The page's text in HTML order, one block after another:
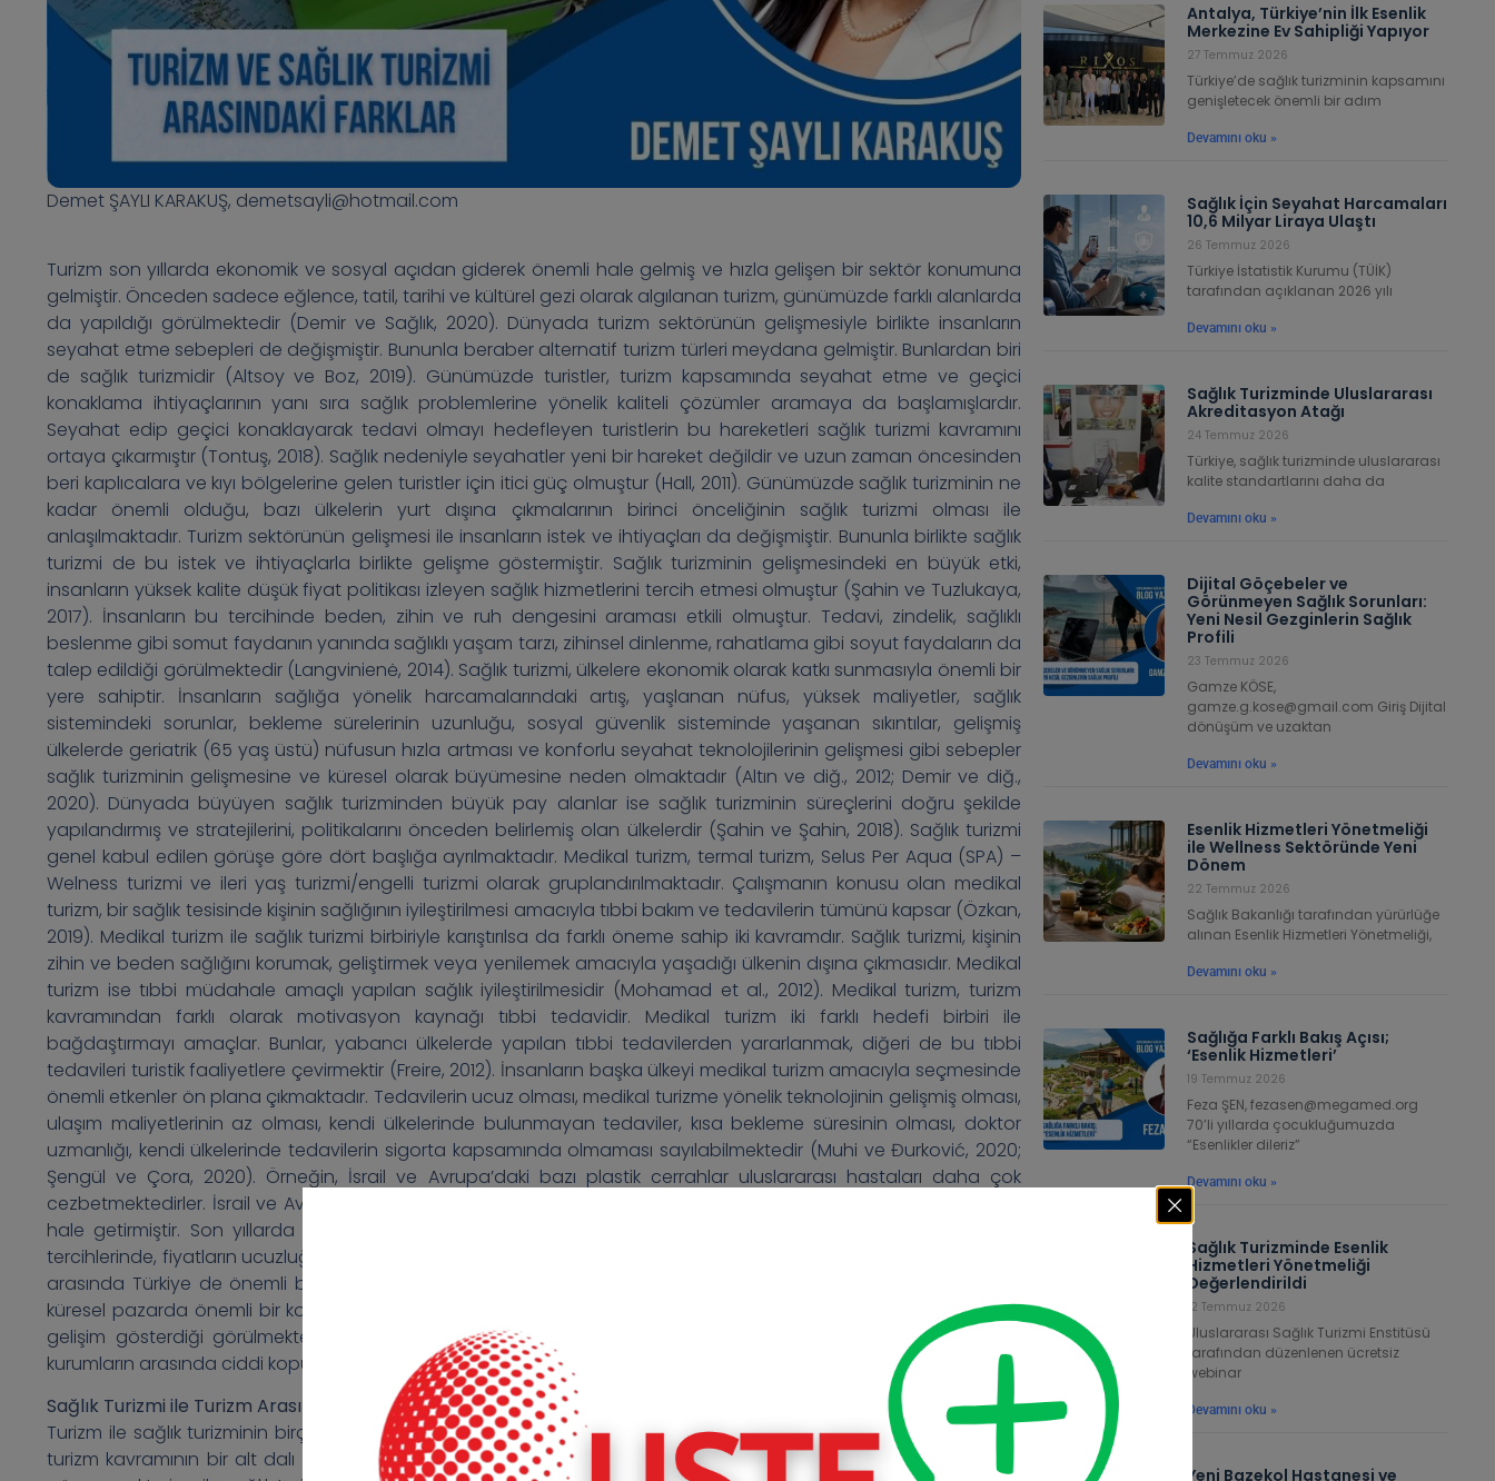
Demet ŞAYLI KARAKUŞ, demetsayli@hotmail.com
Turizm son yıllarda ekonomik ve sosyal açıdan giderek önemli hale gelmiş ve hızla gelişen bir sektör konumuna
gelmiştir. Önceden sadece eğlence, tatil, tarihi ve kültürel gezi olarak algılanan turizm, günümüzde farklı alanlarda
da yapıldığı görülmektedir (Demir ve Sağlık, 2020). Dünyada turizm sektörünün gelişmesiyle birlikte insanların
seyahat etme sebepleri de değişmiştir. Bununla beraber alternatif turizm türleri meydana gelmiştir. Bunlardan biri
de sağlık turizmidir (Altsoy ve Boz, 2019). Günümüzde turistler, turizm kapsamında seyahat etme ve geçici
konaklama ihtiyaçlarının yanı sıra sağlık problemlerine yönelik kaliteli çözümler aramaya da başlamışlardır.
Seyahat edip geçici konaklayarak tedavi olmayı hedefleyen turistlerin bu hareketleri sağlık turizmi kavramını
ortaya çıkarmıştır (Tontuş, 2018). Sağlık nedeniyle seyahatler yeni bir hareket değildir ve uzun zaman öncesinden
beri kaplıcalara ve kıyı bölgelerine gelen turistler için itici güç olmuştur (Hall, 2011). Günümüzde sağlık turizminin ne
kadar önemli olduğu, bazı ülkelerin yurt dışına çıkmalarının birinci önceliğinin sağlık turizmi olması ile
anlaşılmaktadır. Turizm sektörünün gelişmesi ile insanların istek ve ihtiyaçları da değişmiştir. Bununla birlikte sağlık
turizmi de bu istek ve ihtiyaçlarla birlikte gelişme göstermiştir. Sağlık turizminin gelişmesindeki en büyük etki,
insanların yüksek kalite düşük fiyat politikası izleyen sağlık hizmetlerini tercih etmesi olmuştur (Şahin ve Tuzlukaya,
2017). İnsanların bu tercihinde beden, zihin ve ruh dengesini araması etkili olmuştur. Tedavi, zindelik, sağlıklı
beslenme gibi somut faydanın yanında sağlıklı yaşam tarzı, zihinsel dinlenme, rahatlama gibi soyut faydaların da
talep edildiği görülmektedir (Langvinienė, 2014). Sağlık turizmi, ülkelere ekonomik olarak katkı sunmasıyla önemli bir
yere sahiptir. İnsanların sağlığa yönelik harcamalarındaki artış, yaşlanan nüfus, yüksek maliyetler, sağlık
sistemindeki sorunlar, bekleme sürelerinin uzunluğu, sosyal güvenlik sisteminde yaşanan sıkıntılar, gelişmiş
ülkelerde geriatrik (65 yaş üstü) nüfusun hızla artması ve konforlu seyahat teknolojilerinin gelişmesi gibi sebepler
sağlık turizminin gelişmesine ve küresel olarak büyümesine neden olmaktadır (Altın ve diğ., 2012; Demir ve diğ.,
2020). Dünyada büyüyen sağlık turizminden büyük pay alanlar ise sağlık turizminin süreçlerini doğru şekilde
yapılandırmış ve stratejilerini, politikalarını önceden belirlemiş olan ülkelerdir (Şahin ve Şahin, 2018). Sağlık turizmi
genel kabul edilen görüşe göre dört başlığa ayrılmaktadır. Medikal turizm, termal turizm, Selus Per Aqua (SPA) –
Welness turizmi ve ileri yaş turizmi/engelli turizmi olarak gruplandırılmaktadır. Çalışmanın konusu olan medikal
turizm, bir sağlık tesisinde kişinin sağlığının iyileştirilmesi amacıyla tıbbi bakım ve tedavilerin tümünü kapsar (Özkan,
2019). Medikal turizm ile sağlık turizmi birbiriyle karıştırılsa da farklı öneme sahip iki kavramdır. Sağlık turizmi, kişinin
zihin ve beden sağlığını korumak, geliştirmek veya yenilemek amacıyla yaşadığı ülkenin dışına çıkmasıdır. Medikal
turizm ise tıbbi müdahale amaçlı yapılan sağlık iyileştirilmesidir (Mohamad et al., 2012). Medikal turizm, turizm
kavramından farklı olarak motivasyon kaynağı tıbbi tedavidir. Medikal turizm iki farklı hedefi birbiri ile
bağdaştırmayı amaçlar. Bunlar, yabancı ülkelerde yapılan tıbbi tedavilerden yararlanmak, diğeri de bu tıbbi
tedavileri turistik faaliyetlere çevirmektir (Freire, 2012). İnsanların başka ülkeyi medikal turizm amacıyla seçmesinde
önemli etkenler ön plana çıkmaktadır. Tedavilerin ucuz olması, medikal turizme yönelik teknolojinin gelişmiş olması,
ulaşım maliyetlerinin az olması, kendi ülkelerinde bulunmayan tedaviler, kısa bekleme süresinin olması, doktor
uzmanlığı, kendi ülkelerinde tedavilerin sigorta kapsamında olmaması sayılabilmektedir (Muhi ve Đurković, 2020;
Şengül ve Çora, 2020). Örneğin, İsrail ve Avrupa’daki bazı plastik cerrahlar uluslararası hastaları daha çok
cezbetmektedirler. İsrail ve Avrupa’daki bazı hastanelerin, sağlık sistemlerinin iyi olması da itibar açısından cazip
hale getirmiştir. Son yıllarda hastalar tedavi olmak amacıyla başka ülkeleri tercih etmeye başlamışlardır. Bu
tercihlerinde, fiyatların ucuzluğu ve hizmetin kalitesi ön plana çıkmıştır. Hastaların, bu kriterlerde tercih ettiği ülkeler
arasında Türkiye de önemli bir destinasyondur. Literatür incelendiğinde, turizm dalları arasında medikal turizm,
küresel pazarda önemli bir konuma gelmekte olduğu, hem tedavi alternatifleri hem de ekonomik olarak hızlı bir
gelişim gösterdiği görülmektedir. Bununla beraber Türkiye’de medikal turizmde yer alan sektörlerin ve kamu
kurumların arasında ciddi kopukluklar bulunmaktadır. (De Arellano, 2007).
Sağlık Turizmi ile Turizm Arasındaki Ortak ve Ayırıcı Özellikler
Turizm ile sağlık turizminin birçok ortak noktası ve ayırıcı özellikleri vardır. Bunun sebebi ise sağlık turizminin genel
turizm kavramının bir alt dalı olmasıdır. Genel turizm ile sağlık turizminin ortak özellikleri aşağıda verilmiştir. Buna
Antalya, Türkiye’nin İlk Esenlik
Merkezine Ev Sahipliği Yapıyor
27 Temmuz 2026
Türkiye’de sağlık turizminin kapsamını
genişletecek önemli bir adım
Devamını oku »
Sağlık İçin Seyahat Harcamaları
10,6 Milyar Liraya Ulaştı
26 Temmuz 2026
Türkiye İstatistik Kurumu (TÜİK)
tarafından açıklanan 2026 yılı
Devamını oku »
Sağlık Turizminde Uluslararası
Akreditasyon Atağı
24 Temmuz 2026
Türkiye, sağlık turizminde uluslararası
kalite standartlarını daha da
Devamını oku »
Dijital Göçebeler ve
Görünmeyen Sağlık Sorunları:
Yeni Nesil Gezginlerin Sağlık
Profili
23 Temmuz 2026
Gamze KÖSE,
gamze.g.kose@gmail.com Giriş Dijital
dönüşüm ve uzaktan
Devamını oku »
Esenlik Hizmetleri Yönetmeliği
ile Wellness Sektöründe Yeni
Dönem
22 Temmuz 2026
Sağlık Bakanlığı tarafından yürürlüğe
alınan Esenlik Hizmetleri Yönetmeliği,
Devamını oku »
Sağlığa Farklı Bakış Açısı;
‘Esenlik Hizmetleri’
19 Temmuz 2026
Feza ŞEN, fezasen@megamed.org
70’li yıllarda çocukluğumuzda
“Esenlikler dileriz”
Devamını oku »
Sağlık Turizminde Esenlik
Hizmetleri Yönetmeliği
Değerlendirildi
12 Temmuz 2026
Uluslararası Sağlık Turizmi Enstitüsü
tarafından düzenlenen ücretsiz
webinar
Devamını oku »
Yeni Bazekol Hastanesi ve